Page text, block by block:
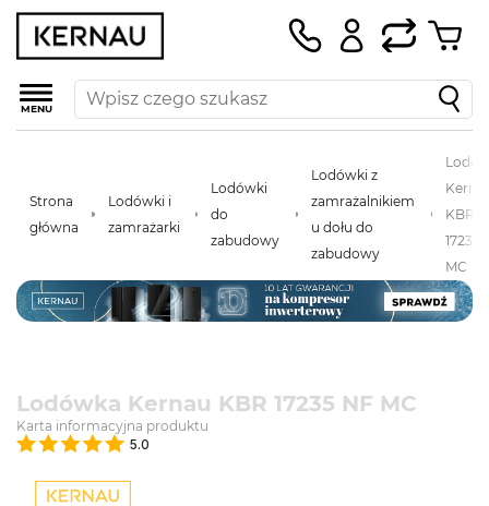
MENU
Strona
główna
Lodówki i
zamrażarki
Lodówki
do
zabudowy
Lodówki z
zamrażalnikiem
u dołu do
zabudowy
KBR
17235
MC
Lodówka Kernau KBR 17235 NF MC
Karta informacyjna produktu
5.0